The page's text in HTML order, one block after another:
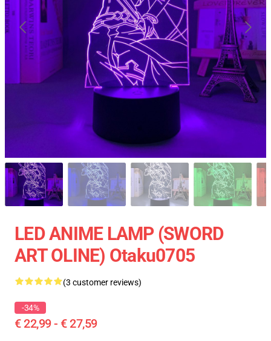
LED ANIME LAMP (SWORD
ART OLINE) Otaku0705
(3 customer reviews)
-34%
€ 22,99 - € 27,59